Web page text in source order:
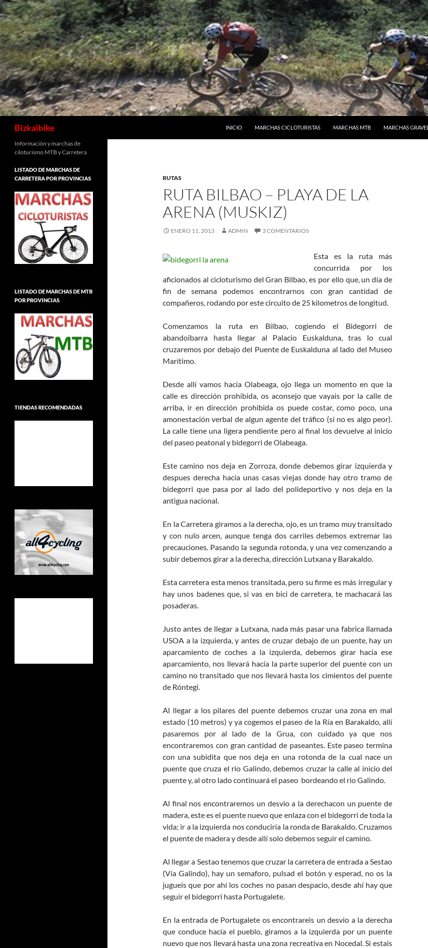
Bizkaibike
INICIO
MARCHAS CICLOTURISTAS MARCHAS MTB MARCHAS GRAVEL.
RUTAS
RUTA BILBAO – PLAYA DE LA
ARENA (MUSKIZ)
ENERO 11, 2013 ADMIN 3 COMENTARIOS
Esta es la ruta más
concurrida por los
aficionados al cicloturismo del Gran Bilbao, es por ello que, un día de
fin de semana podemos encontrarnos con gran cantidad de
compañeros, rodando por este circuito de 25 kilometros de longitud.
Comenzamos la ruta en Bilbao, cogiendo el Bidegorri de
abandoibarra hasta llegar al Palacio Euskalduna, tras lo cual
cruzaremos por debajo del Puente de Euskalduna al lado del Museo
Marítimo.
Desde allí vamos hacía Olabeaga, ojo llega un momento en que la
calle es dirección prohibida, os aconsejo que vayais por la calle de
arriba, ir en dirección prohibida os puede costar, como poco, una
amonestación verbal de algun agente del tráfico (si no es algo peor).
La calle tiene una ligera pendiente pero al final los devuelve al inicio
del paseo peatonal y bidegorri de Olabeaga.
Este camino nos deja en Zorroza, donde debemos girar izquierda y
despues derecha hacía unas casas viejas donde hay otro tramo de
bidegorri que pasa por al lado del polideportivo y nos deja en la
antigua nacional.
En la Carretera giramos a la derecha, ojo, es un tramo muy transitado
y con nulo arcen, aunque tenga dos carriles debemos extremar las
precauciones. Pasando la segunda rotonda, y una vez comenzando a
subir debemos girar a la derecha, dirección Lutxana y Barakaldo.
Esta carretera esta menos transitada, pero su firme es más irregular y
hay unos badenes que, si vas en bici de carretera, te machacará las
posaderas.
Justo antes de llegar a Lutxana, nada más pasar una fabrica llamada
USOA a la izquierda, y antes de cruzar debajo de un puente, hay un
aparcamiento de coches a la izquierda, debemos girar hacía ese
aparcamiento, nos llevará hacía la parte superior del puente con un
camino no transitado que nos llevará hasta los cimientos del puente
de Róntegi.
Al llegar a los pilares del puente debemos cruzar una zona en mal
estado (10 metros) y ya cogemos el paseo de la Ría en Barakaldo, allí
pasaremos por al lado de la Grua, con cuidado ya que nos
encontraremos con gran cantidad de paseantes. Este paseo termina
con una subidita que nos deja en una rotonda de la cual nace un
puente que cruza el rio Galindo, debemos cruzar la calle al inicio del
puente y, al otro lado continuará el paseo bordeando el rio Galindo.
Al final nos encontraremos un desvio a la derechacon un puente de
madera, este es el puente nuevo que enlaza con el bidegorri de toda la
vida; ir a la izquierda nos conduciría la ronda de Barakaldo. Cruzamos
el puente de madera y desde allí solo debemos seguir el camino.
Al llegar a Sestao tenemos que cruzar la carretera de entrada a Sestao
(Vía Galindo), hay un semaforo, pulsad el botón y esperad, no os la
jugueis que por ahí los coches no pasan despacio, desde ahí hay que
seguir el bidegorri hasta Portugalete.
En la entrada de Portugalete os encontrareis un desvio a la derecha
que conduce hacía el pueblo, giramos a la izquierda por un puente
nuevo que nos llevará hasta una zona recreativa en Nocedal. Si estais
Información y marchas de
ciloturismo MTB y Carretera
LISTADO DE MARCHAS DE
CARRETERA POR PROVINCIAS
LISTADO DE MARCHAS DE MTB
POR PROVINCIAS
TIENDAS RECOMENDADAS